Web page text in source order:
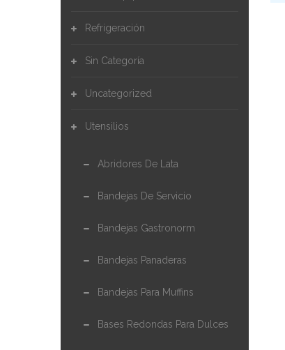
Refrigeración
Sin Categoría
Uncategorized
Utensilios
Abridores De Lata
Bandejas De Servicio
Bandejas Gastronorm
Bandejas Panaderas
Bandejas Para Muffins
Bases Redondas Para Dulces